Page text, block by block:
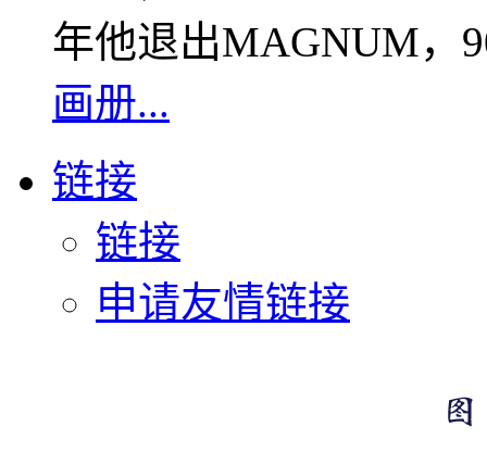
年他退出MAGNUM，
画册...
链接
链接
申请友情链接